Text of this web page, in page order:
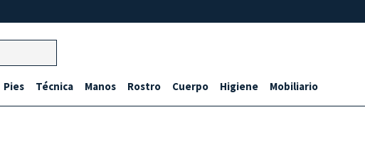
Pies Técnica Manos Rostro Cuerpo Higiene Mobiliario